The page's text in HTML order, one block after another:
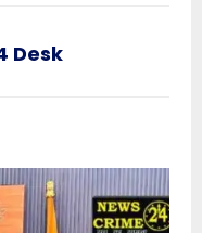
Desk